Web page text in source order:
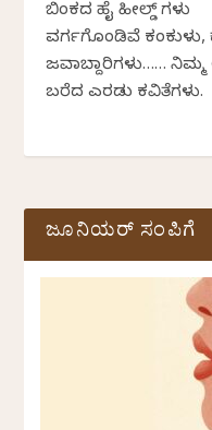
ಬಿಂಕದ ಹೈ ಹೀಲ್ಡ್ ಗಳು
ವರ್ಗಗೊಂಡಿವೆ ಕಂಕುಳು,
ಜವಾಬ್ದಾರಿಗಳು…… ನಿಮ್ಮ
ಬರೆದ ಎರಡು ಕವಿತೆಗಳು.
ಜೂನಿಯರ್ ಸಂಪಿಗೆ